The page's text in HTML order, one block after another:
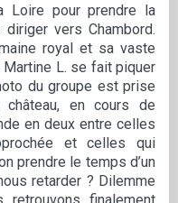
Loire pour prendre la
vers Chambord.
royal et sa vaste
L. se fait piquer
du groupe est prise
en cours de
en deux entre celles
et celles qui
prendre le temps d’un
retarder ? Dilemme